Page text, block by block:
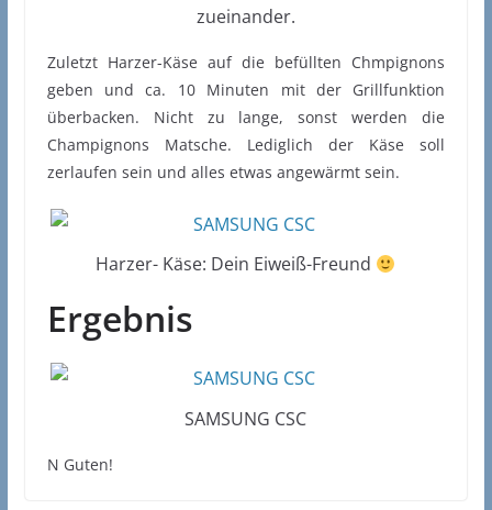
zueinander.
Zuletzt Harzer-Käse auf die befüllten Chmpignons
geben und ca. 10 Minuten mit der Grillfunktion
überbacken. Nicht zu lange, sonst werden die
Champignons Matsche. Lediglich der Käse soll
zerlaufen sein und alles etwas angewärmt sein.
Harzer- Käse: Dein Eiweiß-Freund
Ergebnis
SAMSUNG CSC
N Guten!